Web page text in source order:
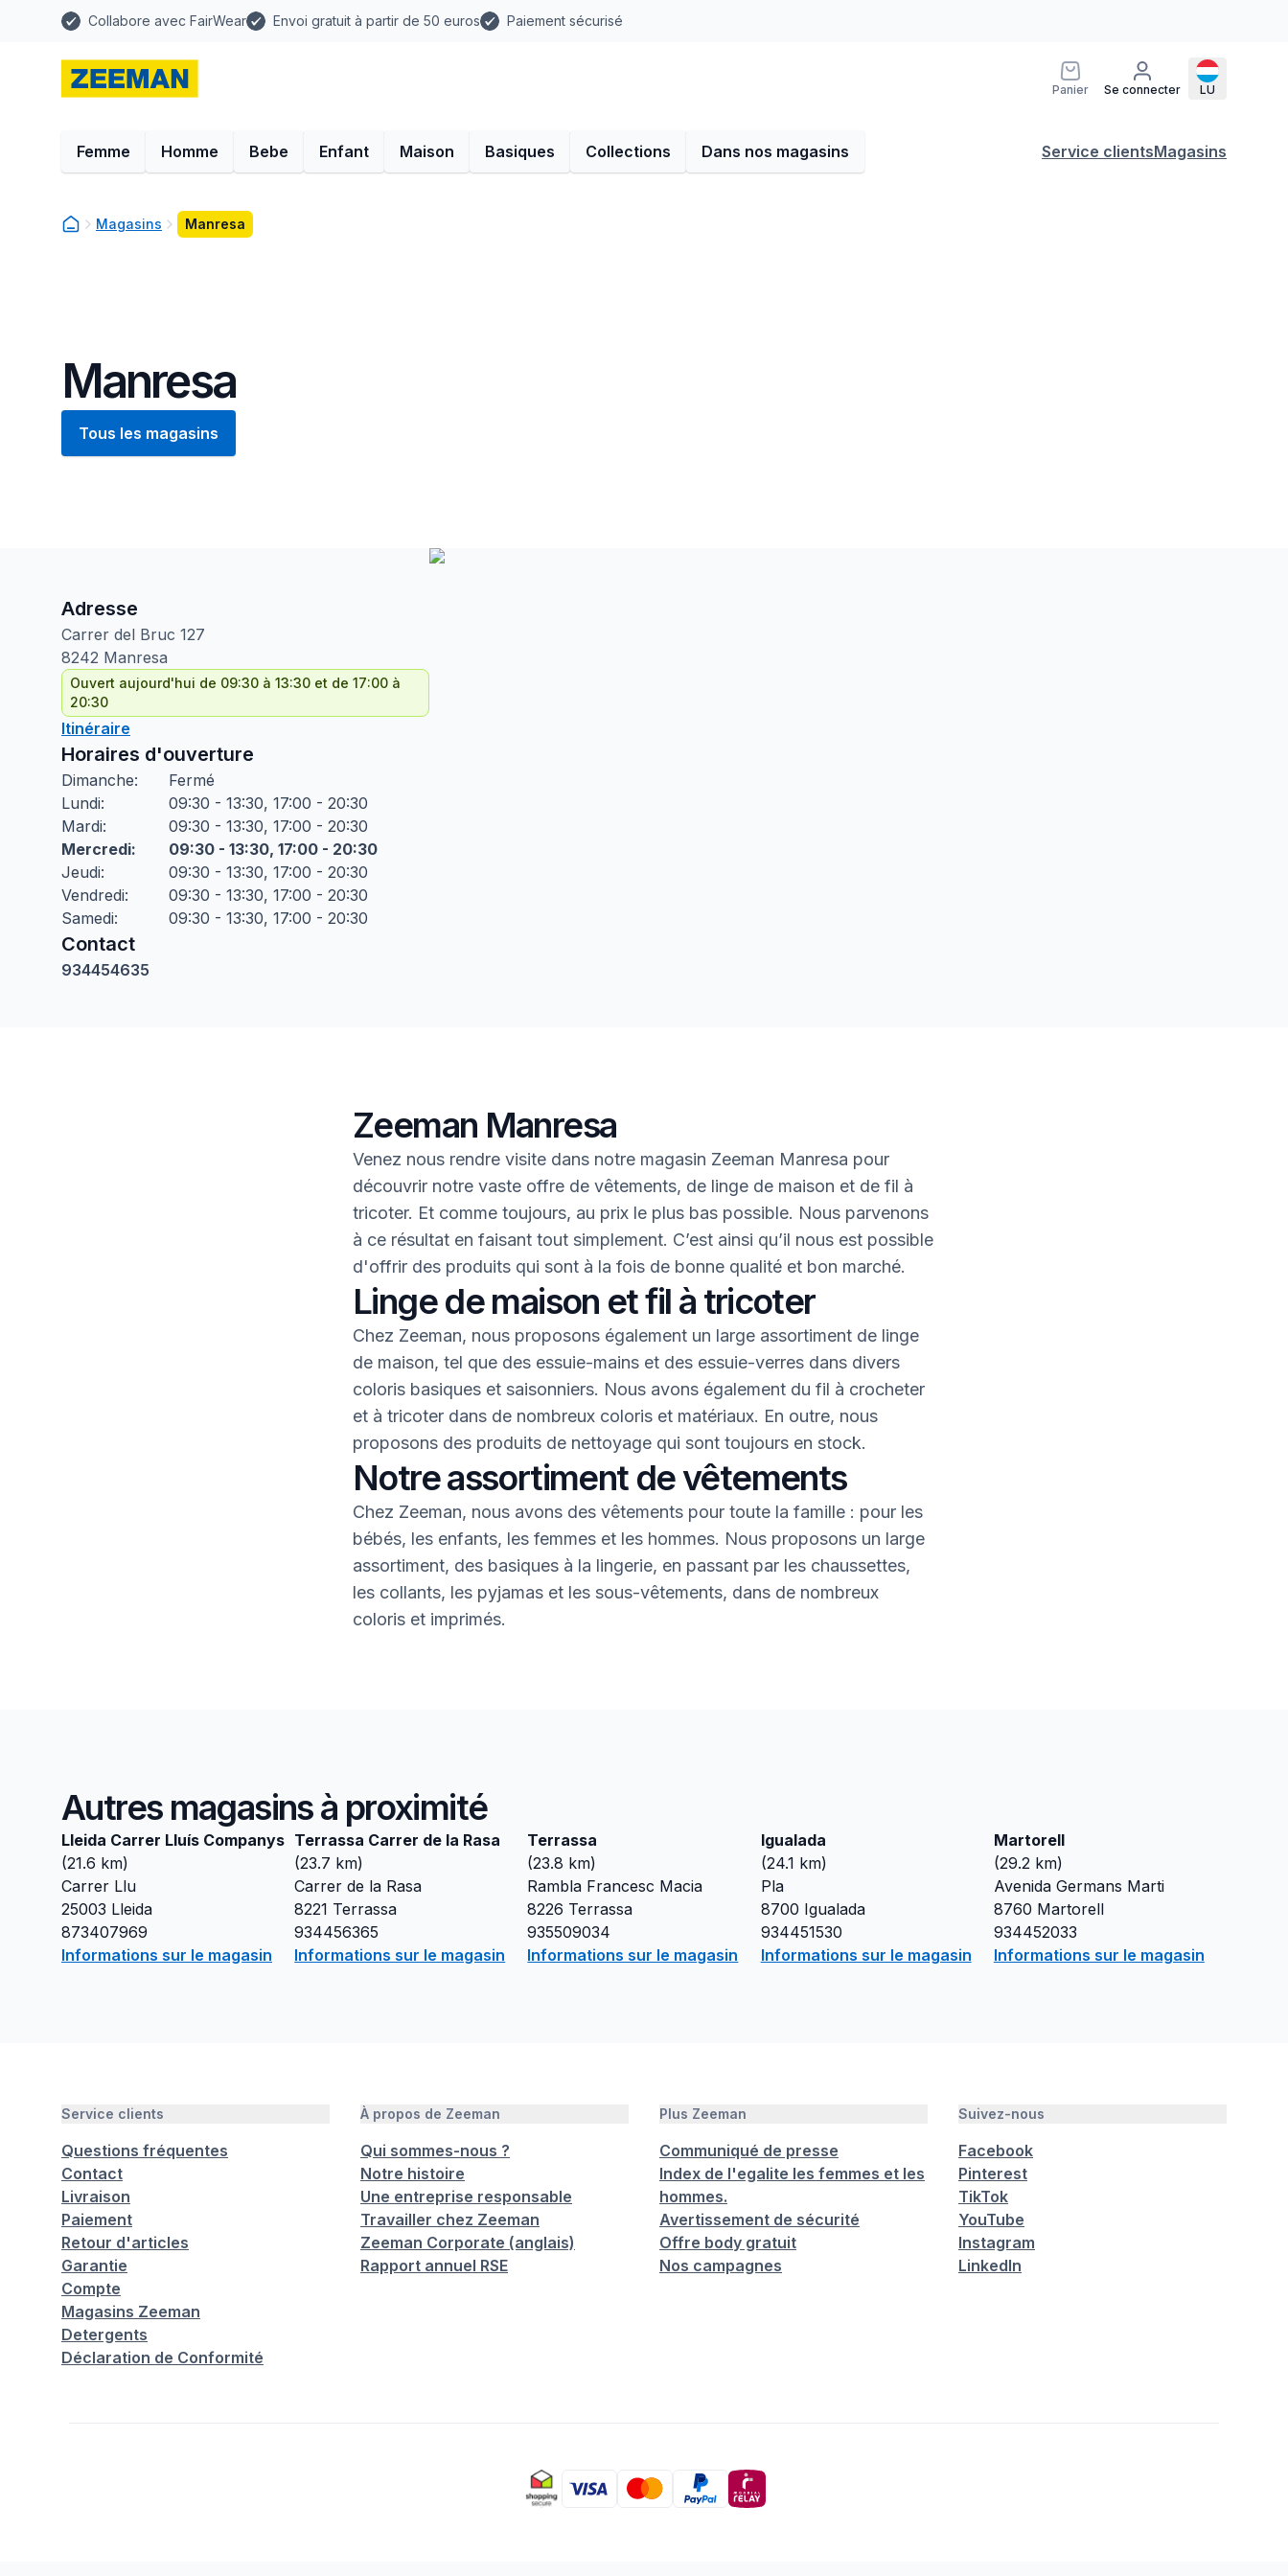
Collabore avec FairWear Envoi gratuit à partir de 50 euros Paiement sécurisé
Panier Se connecter LU
Femme Homme Bebe Enfant Maison Basiques Collections Dans nos magasins Service clientsMagasins
Magasins Manresa
Manresa
Tous les magasins
Adresse
Carrer del Bruc 127
8242 Manresa
Ouvert aujourd'hui de 09:30 à 13:30 et de 17:00 à
20:30
Itinéraire
Horaires d'ouverture
Dimanche:
Fermé
Lundi:
09:30 - 13:30, 17:00 - 20:30
Mardi:
09:30 - 13:30, 17:00 - 20:30
Mercredi:
09:30 - 13:30, 17:00 - 20:30
Jeudi:
09:30 - 13:30, 17:00 - 20:30
Vendredi:
09:30 - 13:30, 17:00 - 20:30
Samedi: 09:30 - 13:30, 17:00 - 20:30
Contact
934454635
Zeeman Manresa
Venez nous rendre visite dans notre magasin Zeeman Manresa pour
découvrir notre vaste offre de vêtements, de linge de maison et de fil à
tricoter. Et comme toujours, au prix le plus bas possible. Nous parvenons
à ce résultat en faisant tout simplement. C’est ainsi qu’il nous est possible
d'offrir des produits qui sont à la fois de bonne qualité et bon marché.
Linge de maison et fil à tricoter
Chez Zeeman, nous proposons également un large assortiment de linge
de maison, tel que des essuie-mains et des essuie-verres dans divers
coloris basiques et saisonniers. Nous avons également du fil à crocheter
et à tricoter dans de nombreux coloris et matériaux. En outre, nous
proposons des produits de nettoyage qui sont toujours en stock.
Notre assortiment de vêtements
Chez Zeeman, nous avons des vêtements pour toute la famille : pour les
bébés, les enfants, les femmes et les hommes. Nous proposons un large
assortiment, des basiques à la lingerie, en passant par les chaussettes,
les collants, les pyjamas et les sous-vêtements, dans de nombreux
coloris et imprimés.
Autres magasins à proximité
Lleida Carrer Lluís Companys
(21.6 km)
Carrer Llu
25003 Lleida
873407969
Informations sur le magasin
Terrassa Carrer de la Rasa
(23.7 km)
Carrer de la Rasa
8221 Terrassa
934456365
Informations sur le magasin
Terrassa
(23.8 km)
Rambla Francesc Macia
8226 Terrassa
935509034
Informations sur le magasin
Igualada
(24.1 km)
Pla
8700 Igualada
934451530
Informations sur le magasin
Martorell
(29.2km)
Avenida Germans Marti
8760 Martorell
934452033
Informations sur le magasin
Service clients
Questions fréquentes
Contact
Livraison
Paiement
Retour d'articles
Garantie
Compte
Magasins Zeeman
Detergents
Déclaration de Conformité
À propos de Zeeman
Qui sommes-nous ?
Notre histoire
Une entreprise responsable
Travailler chez Zeeman
Zeeman Corporate (anglais)
Rapport annuel RSE
Plus Zeeman
Communiqué de presse
Index de l'egalite les femmes et les
hommes.
Avertissement de sécurité
Offre body gratuit
Nos campagnes
Suivez-nous
Facebook
Pinterest
TikTok
YouTube
Instagram
LinkedIn